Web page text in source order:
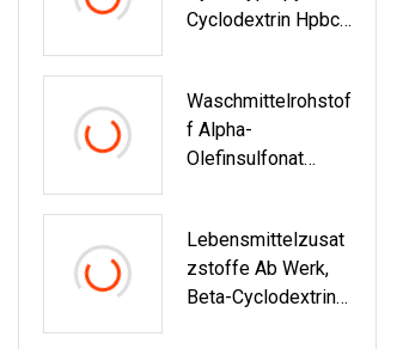
Cyclodextrin Hpbcd
Waschmittelrohstof
F Alpha-
Olefinsulfonat
Lebensmittelzusat
Zstoffe Ab Werk,
Beta-Cyclodextrin